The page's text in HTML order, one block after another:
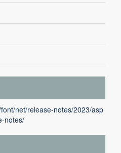
net/release-notes/2023/asp
notes/